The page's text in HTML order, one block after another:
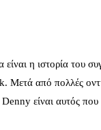
η ιστορία του
Μετά από πολλές
είναι αυτός